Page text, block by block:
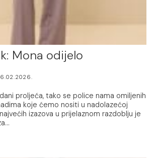
Mona odijelo
proljeća, tako se police nama omiljenih
koje ćemo nositi u nadolazećoj
izazova u prijelaznom razdoblju je